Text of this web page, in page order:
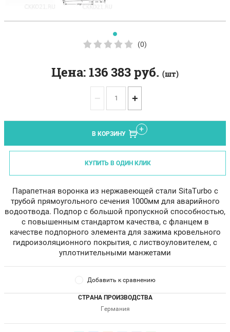
(0)
Цена:136 383руб. (шт)
− +
В КОРЗИНУ
КУПИТЬ В ОДИН КЛИК
Парапетная воронка из нержавеющей стали SitaTurbo с
трубой прямоугольного сечения 1000мм для аварийного
водоотвода. Подпор с большой пропускной способностью,
с повышенным стандартом качества, с фланцем в
качестве подпорного элемента для зажима кровельного
гидроизоляционного покрытия, с листвоуловителем, с
уплотнительными манжетами
Добавить к сравнению
СТРАНА ПРОИЗВОДСТВА
Германия